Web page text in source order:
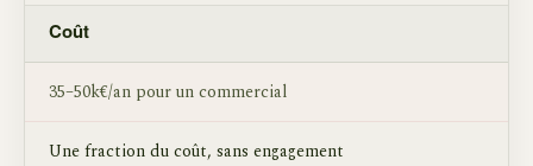
Coût
35–50k€/an pour un commercial
Une fraction du coût, sans engagement